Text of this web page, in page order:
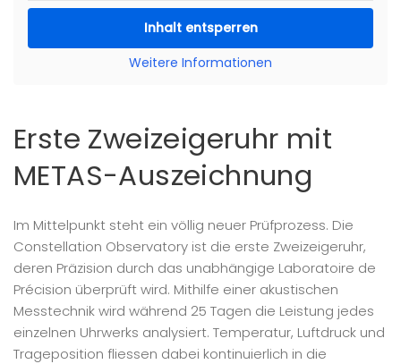
Inhalt entsperren
Weitere Informationen
Erste Zweizeigeruhr mit
METAS-Auszeichnung
Im Mittelpunkt steht ein völlig neuer Prüfprozess. Die
Constellation Observatory ist die erste Zweizeigeruhr,
deren Präzision durch das unabhängige Laboratoire de
Précision überprüft wird. Mithilfe einer akustischen
Messtechnik wird während 25 Tagen die Leistung jedes
einzelnen Uhrwerks analysiert. Temperatur, Luftdruck und
Trageposition fliessen dabei kontinuierlich in die